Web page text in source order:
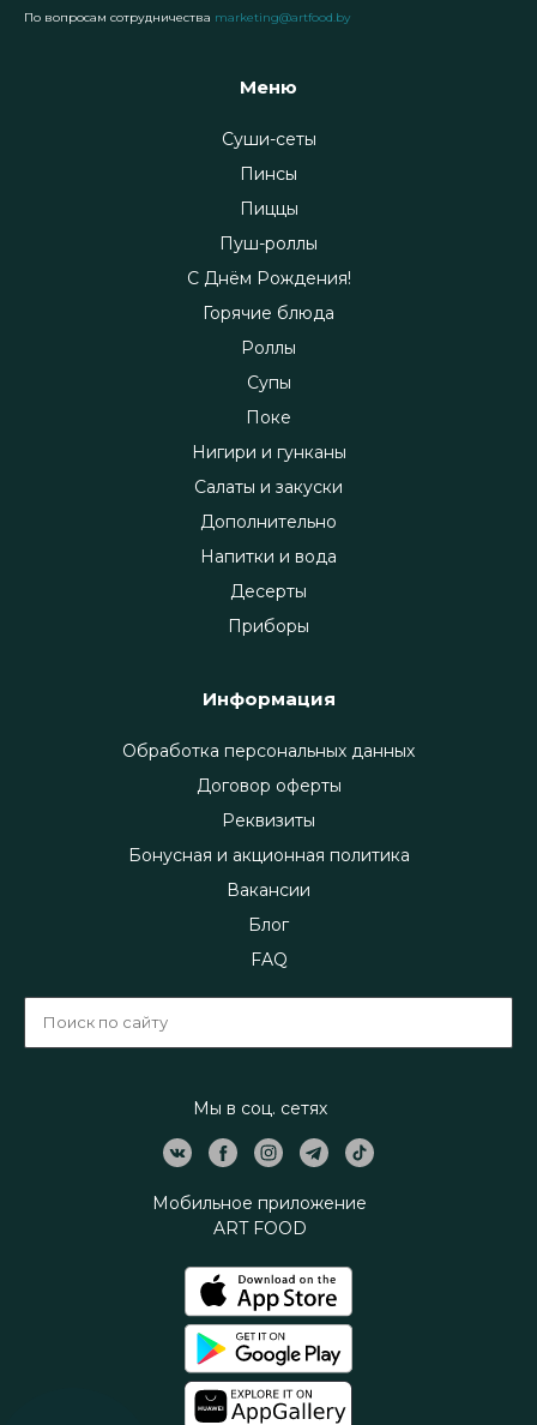
По вопросам сотрудничества marketing@artfood.by
Меню
Суши-сеты
Пинсы
Пиццы
Пуш-роллы
С Днём Рождения!
Горячие блюда
Роллы
Супы
Поке
Нигири и гунканы
Салаты и закуски
Дополнительно
Напитки и вода
Десерты
Приборы
Информация
Обработка персональных данных
Договор оферты
Реквизиты
Бонусная и акционная политика
Вакансии
Блог
FAQ
Мы в соц. сетях
Мобильное приложение
ART FOOD